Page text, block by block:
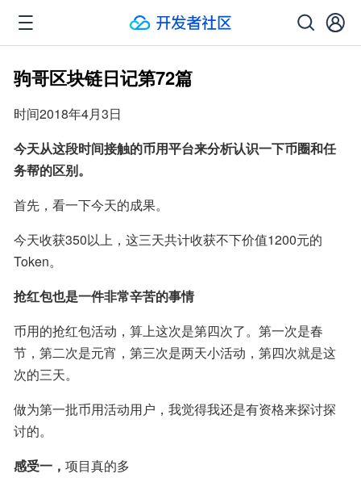
驹哥区块链日记第72篇
时间2018年4月3日
今天从这段时间接触的币用平台来分析认识一下币圈和任
务帮的区别。
首先，看一下今天的成果。
今天收获350以上，这三天共计收获不下价值1200元的
Token。
抢红包也是一件非常辛苦的事情
币用的抢红包活动，算上这次是第四次了。第一次是春
节，第二次是元宵，第三次是两天小活动，第四次就是这
次的三天。
做为第一批币用活动用户，我觉得我还是有资格来探讨探
讨的。
感受一， 项目真的多